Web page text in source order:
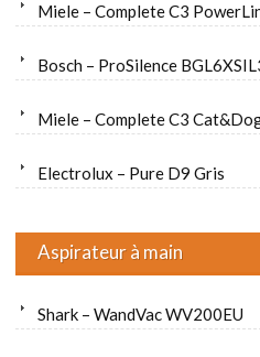
Miele – Complete C3
Bosch – ProSilence
Miele – Complete C3
Electrolux – Pure D9 Gris
Aspirateur à main
Shark – WandVac WV200EU